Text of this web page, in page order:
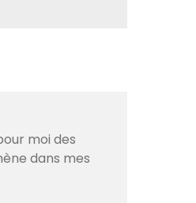
moi des
dans mes